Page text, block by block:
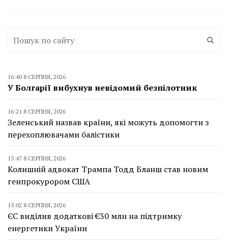
16:40 8 СЕРПНЯ, 2026
У Болгарії вибухнув невідомий безпілотник
16:21 8 СЕРПНЯ, 2026
Зеленський назвав країни, які можуть допомогти з
перехоплювачами балістики
15:47 8 СЕРПНЯ, 2026
Колишній адвокат Трампа Тодд Бланш став новим
генпрокурором США
15:02 8 СЕРПНЯ, 2026
ЄС виділив додаткові €30 млн на підтримку
енергетики України